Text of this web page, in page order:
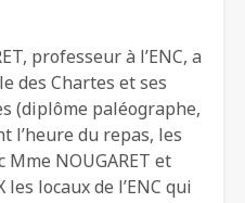
professeur à l’ENC, a
des Chartes et ses
(diplôme paléographe,
l’heure du repas, les
NOUGARET et
les locaux de l’ENC qui